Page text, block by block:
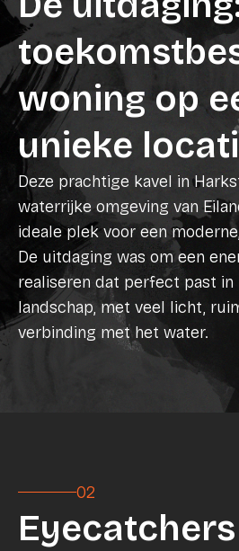
woning op
unieke
Deze prachtige kavel in
waterrijke omgeving van
ideale plek voor een
De uitdaging was om een
realiseren dat perfect past
landschap, met veel licht,
verbinding met het water.
02
Eyecatchers